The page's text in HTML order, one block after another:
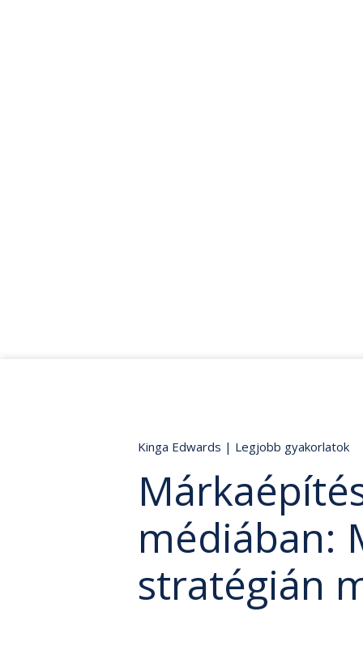
Kinga Edwards | Legjobb gyakorlatok
médiában:
stratégián